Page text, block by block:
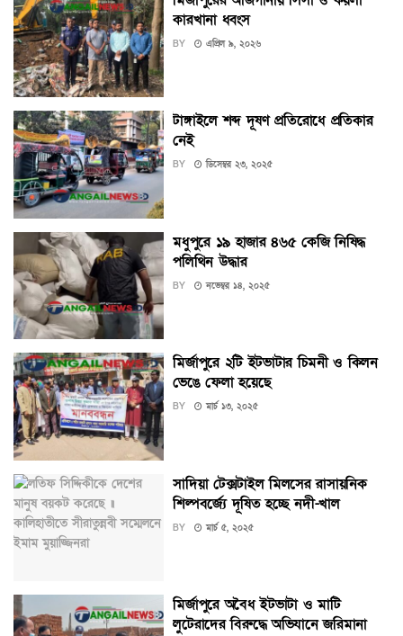
কারখানা ধ্বংস
BY এপ্রিল ৯, ২০২৬
টাঙ্গাইলে শব্দ দূষণ প্রতিরোধে প্রতিকার
নেই
BY ডিসেম্বর ২৩, ২০২৫
মধুপুরে ১৯ হাজার ৪৬৫ কেজি নিষিদ্ধ
পলিথিন উদ্ধার
BY নভেম্বর ১৪, ২০২৫
মির্জাপুরে ২টি ইটভাটার চিমনী ও কিলন
ভেঙে ফেলা হয়েছে
BY মার্চ ১৩, ২০২৫
সাদিয়া টেক্সটাইল মিলসের রাসায়নিক
শিল্পবর্জ্যে দূষিত হচ্ছে নদী-খাল
BY মার্চ ৫, ২০২৫
মির্জাপুরে অবৈধ ইটভাটা ও মাটি
লুটেরাদের বিরুদ্ধে অভিযানে জরিমানা